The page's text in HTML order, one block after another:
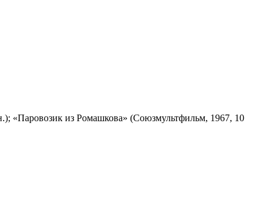
«Паровозик из Ромашкова» (Союзмультфильм, 1967, 10